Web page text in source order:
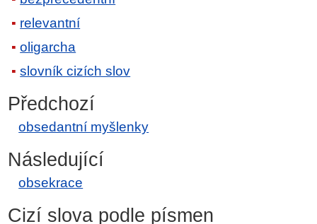
relevantní
oligarcha
slovník cizích slov
Předchozí
obsedantní myšlenky
Následující
obsekrace
Cizí slova podle písmen